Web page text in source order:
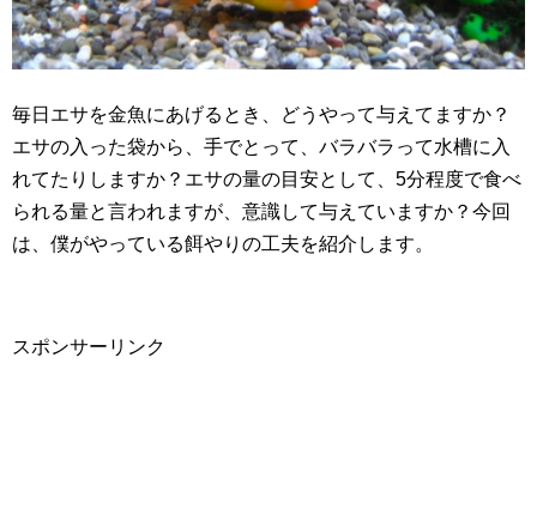
毎日エサを金魚にあげるとき、どうやって与えてますか？
エサの入った袋から、手でとって、バラバラって水槽に入
れてたりしますか？エサの量の目安として、5分程度で食べ
られる量と言われますが、意識して与えていますか？今回
は、僕がやっている餌やりの工夫を紹介します。
スポンサーリンク